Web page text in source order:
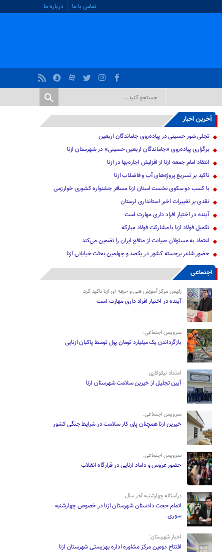
تماس با ما درباره ما
آخرین اخبار
تجلی شور حسینی در پیاده‌روی جاماندگان اربعین
برگزاری پیاده‌روی «جاماندگان اربعین حسینی» در شهرستان ازنا
انتقاد امام جمعه ازنا از افزایش اجاره‌بها در ازنا
تاکید بر تسریع پروژه‌های آب و فاضلاب ازنا
با کسب دو سکوی نخست استان ازنا مسافر جشنواره کشوری خوارزمی
نقدی بر تغییرات اخیر استانداری لرستان
آینده در اختیار افراد داری مهارت است
تکمیل فولاد ازنا با مشارکت فولاد مبارکه
اعتماد به مسئولان صیانت از منافع ایران را تضمین می‌کند
حضور شاعر برجسته کشور در یکصد و چهلمین بعثت خیابانی ازنا
اجتماعی
رئیس مرکز آموزش فنی و حرفه ای ازنا تاکید کرد:
آینده در اختیار افراد داری مهارت است
سرویس اجتماعی:
بازگرداندن یک میلیارد تومان پول توسط پاکبان ازنایی
امتداد نیکوکاری
آیین تجلیل از خیرین سلامت شهرستان ازنا
سرویس اجتماعی:
خیرین ازنا همچنان پای کار سلامت در شرایط جنگی کشور
سرویس اجتماعی:
حضور عروس و داماد ازنایی در قرارگاه انقلاب
درآستانه چهارشنبه آخر سال
اتمام حجت دادستان شهرستان ازنا در خصوص چهارشنبه
‌سوری
اخبار شهرستان:
افتتاح دومین مرکز مشاوره اداره بهزیستی شهرستان ازنا